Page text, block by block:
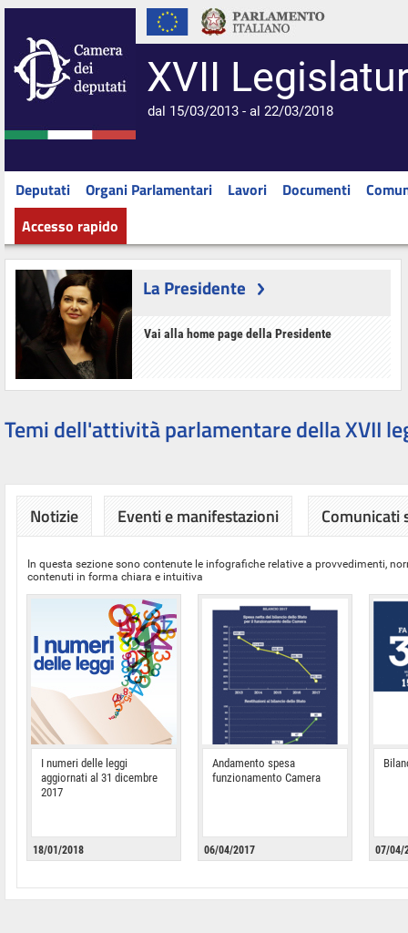
XVII
dal 15/03/2013 - al 22/03/2018
Deputati Organi Parlamentari Lavori Documenti
Accesso rapido
La Presidente
Vai alla home page della Presidente
Temi dell'attività parlamentare della XVII
Notizie Eventi e manifestazioni Comunicati
In questa sezione sono contenute le infografiche relative a provvedimenti,
contenuti in forma chiara e intuitiva
I numeri delle leggi
aggiornati al 31 dicembre
2017
18/01/2018
Andamento spesa
funzionamento Camera
06/04/2017 07/04/